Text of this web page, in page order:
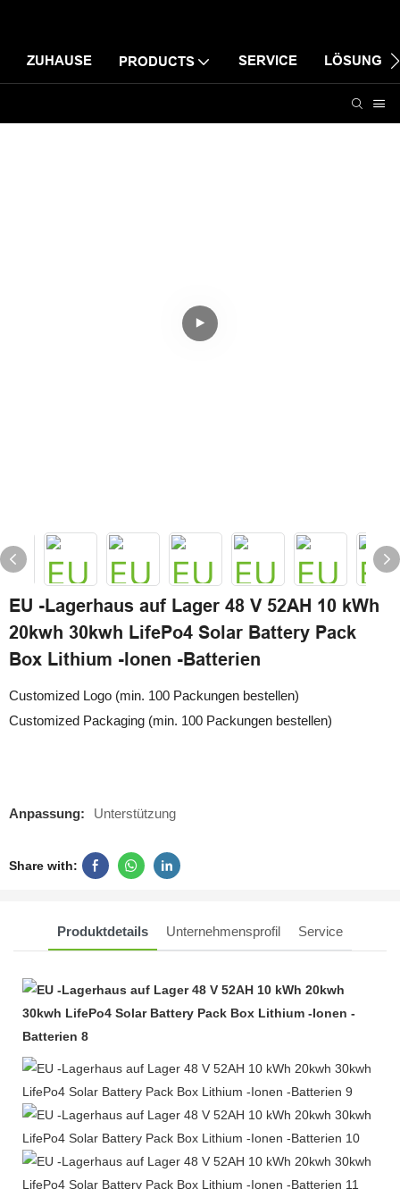
ZUHAUSE PRODUCTS SERVICE LÖSUNG
EU -Lagerhaus auf Lager 48 V 52AH 10 kWh
20kwh 30kwh LifePo4 Solar Battery Pack
Box Lithium -Ionen -Batterien
Customized Logo (min. 100 Packungen bestellen)
Customized Packaging (min. 100 Packungen bestellen)
Anpassung: Unterstützung
Share with:
Produktdetails Unternehmensprofil Service